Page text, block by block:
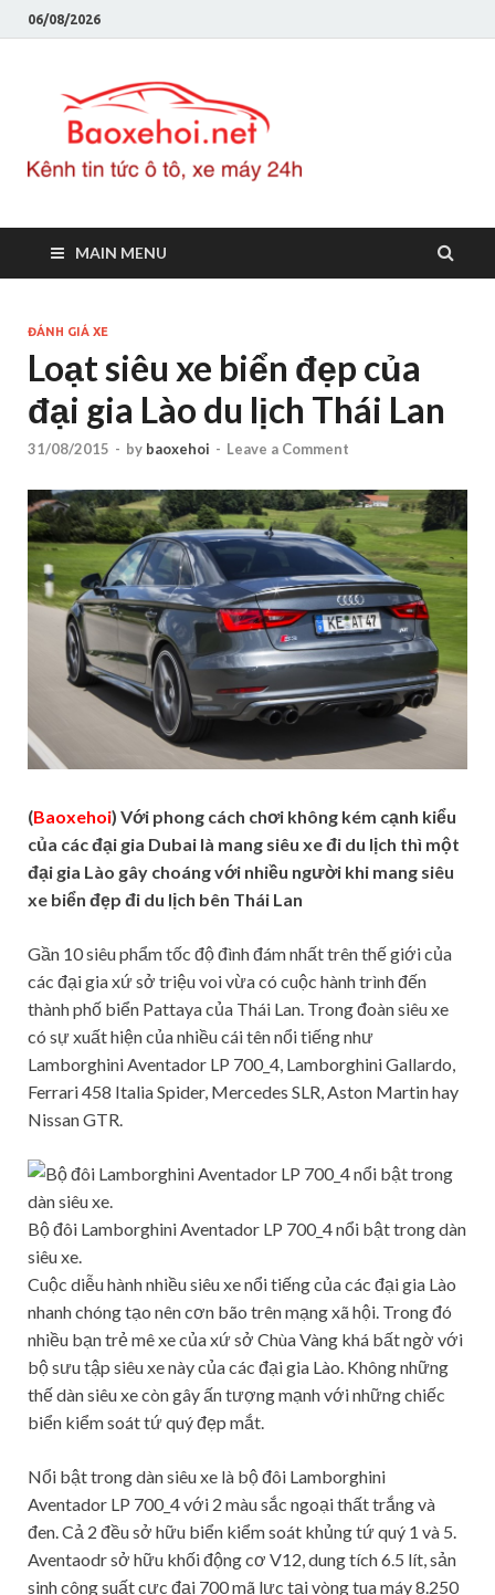
06/08/2026
MAIN MENU
ĐÁNH GIÁ XE
Loạt siêu xe biển đẹp của
đại gia Lào du lịch Thái Lan
31/08/2015 - by baoxehoi - Leave a Comment
(Baoxehoi) Với phong cách chơi không kém cạnh kiểu
của các đại gia Dubai là mang siêu xe đi du lịch thì một
đại gia Lào gây choáng với nhiều người khi mang siêu
xe biển đẹp đi du lịch bên Thái Lan
Gần 10 siêu phẩm tốc độ đình đám nhất trên thế giới của
các đại gia xứ sở triệu voi vừa có cuộc hành trình đến
thành phố biển Pattaya của Thái Lan. Trong đoàn siêu xe
có sự xuất hiện của nhiều cái tên nổi tiếng như
Lamborghini Aventador LP 700_4, Lamborghini Gallardo,
Ferrari 458 Italia Spider, Mercedes SLR, Aston Martin hay
Nissan GTR.
Bộ đôi Lamborghini Aventador LP 700_4 nổi bật trong dàn
siêu xe.
Cuộc diễu hành nhiều siêu xe nổi tiếng của các đại gia Lào
nhanh chóng tạo nên cơn bão trên mạng xã hội. Trong đó
nhiều bạn trẻ mê xe của xứ sở Chùa Vàng khá bất ngờ với
bộ sưu tập siêu xe này của các đại gia Lào. Không những
thế dàn siêu xe còn gây ấn tượng mạnh với những chiếc
biển kiểm soát tứ quý đẹp mắt.
Nổi bật trong dàn siêu xe là bộ đôi Lamborghini
Aventador LP 700_4 với 2 màu sắc ngoại thất trắng và
đen. Cả 2 đều sở hữu biển kiểm soát khủng tứ quý 1 và 5.
Aventaodr sở hữu khối động cơ V12, dung tích 6.5 lít, sản
sinh công suất cực đại 700 mã lực tại vòng tua máy 8.250